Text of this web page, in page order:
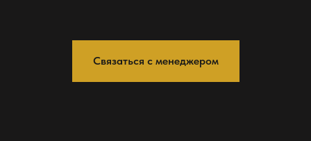
Связаться с менеджером